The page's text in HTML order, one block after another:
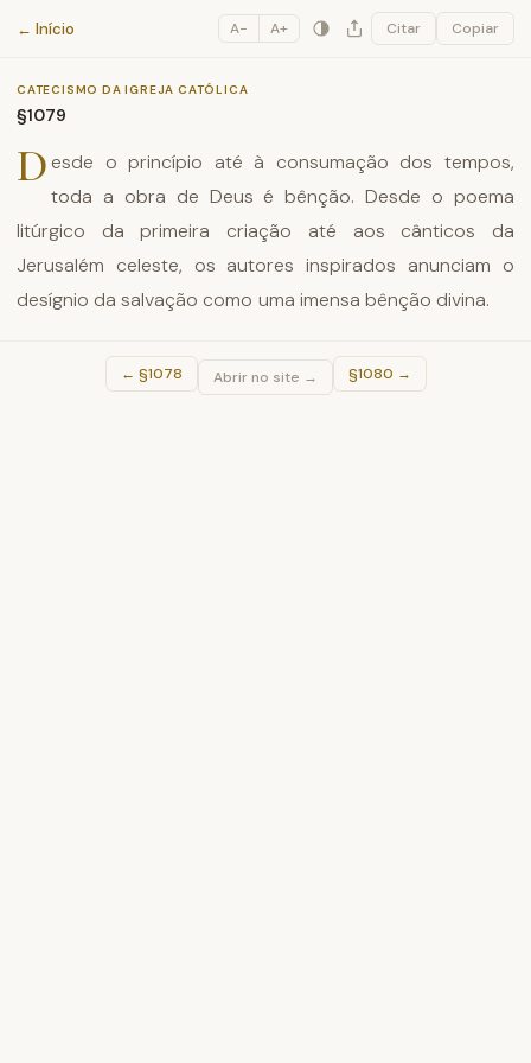
Catecismo da Igreja Católica
← Início A− A+ Citar Copiar
CATECISMO DA IGREJA CATÓLICA
§1079
D esde o princípio até à consumação dos tempos,
toda a obra de Deus é bênção. Desde o poema
litúrgico da primeira criação até aos cânticos da
Jerusalém celeste, os autores inspirados anunciam o
desígnio da salvação como uma imensa bênção divina.
← §1078 Abrir no site → §1080 →